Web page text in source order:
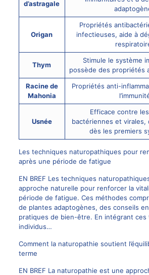
d’astragale
Origan
Propriétés
infectieuses, aide à
Thym
Stimule le système
possède des propriétés
Racine de
Mahonia
Propriétés anti-
Usnée
Efficace contre
bactériennes et
dès les premiers
Les techniques naturopathiques pour
après une période de fatigue
EN BREF Les techniques
approche naturelle pour renforcer la
période de fatigue. Ces méthodes
de plantes adaptogènes, des conseils
pratiques de bien-être. En intégrant ces
individus…
Comment la naturopathie soutient
terme
EN BREF La naturopathie est une